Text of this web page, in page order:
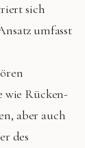
sich
umfasst
wie Rücken-
aber auch
des